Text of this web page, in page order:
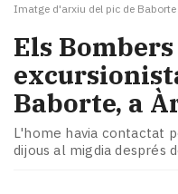
Imatge d'arxiu del pic de Baborte
​Els
Baborte, a
L'home havia contactat
dijous al migdia després